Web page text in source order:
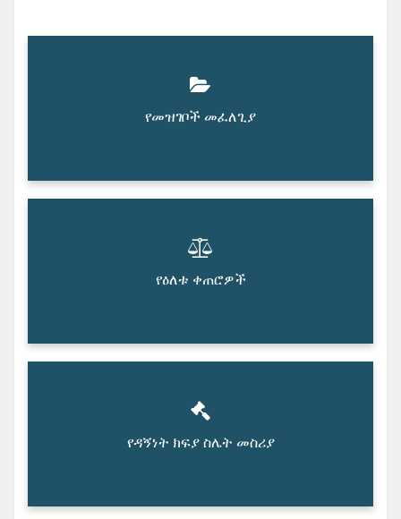
የመዝገቦች መፈለጊያ
የዕለቱ ቀጠሮዎች
የዳኝነት ክፍያ ስሌት መስሪያ